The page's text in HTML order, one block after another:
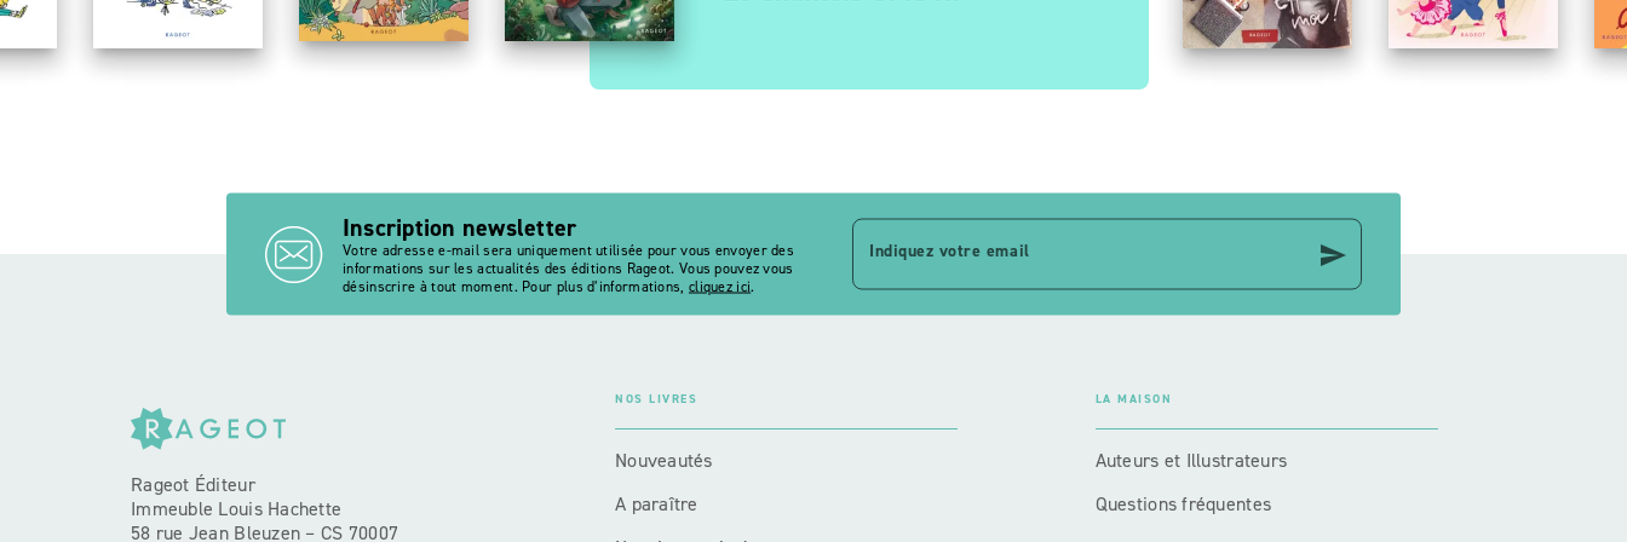
Inscription newsletter
Votre adresse e-mail sera uniquement utilisée pour vous envoyer des
informations sur les actualités des éditions Rageot. Vous pouvez vous
désinscrire à tout moment. Pour plus d’informations, cliquez ici.
Indiquez votre email send
Rageot Éditeur
Immeuble Louis Hachette
58 rue Jean Bleuzen – CS 70007
NOS LIVRES
Nouveautés
A paraître
LA MAISON
Auteurs et Illustrateurs
Questions fréquentes